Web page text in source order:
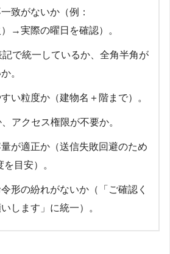
致がないか（例：
→実際の曜日を確認）。
で統一しているか、全角半角が
。
い粒度か（建物名＋階まで）。
アクセス権限が不要か。
が適正か（送信失敗回避のため
目安）。
形の紛れがないか（「ご確認く
します」に統一）。